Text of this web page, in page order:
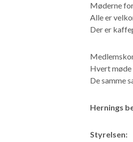
Møderne
Alle er
Der er
Hvert møde
De samme
Hernings
Styrelsen: